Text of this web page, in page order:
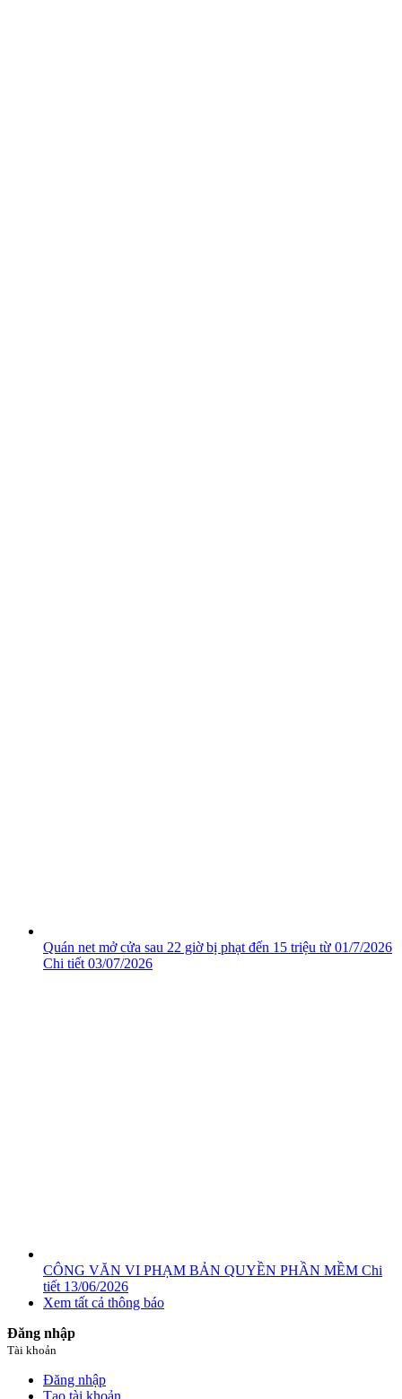
Quán net mở cửa sau 22 giờ bị phạt đến 15 triệu từ 01/7/2026
Chi tiết 03/07/2026
CÔNG VĂN VI PHẠM BẢN QUYỀN PHẦN MỀM Chi
tiết 13/06/2026
Xem tất cả thông báo
Đăng nhập
Tài khoản
Đăng nhập
Tạo tài khoản